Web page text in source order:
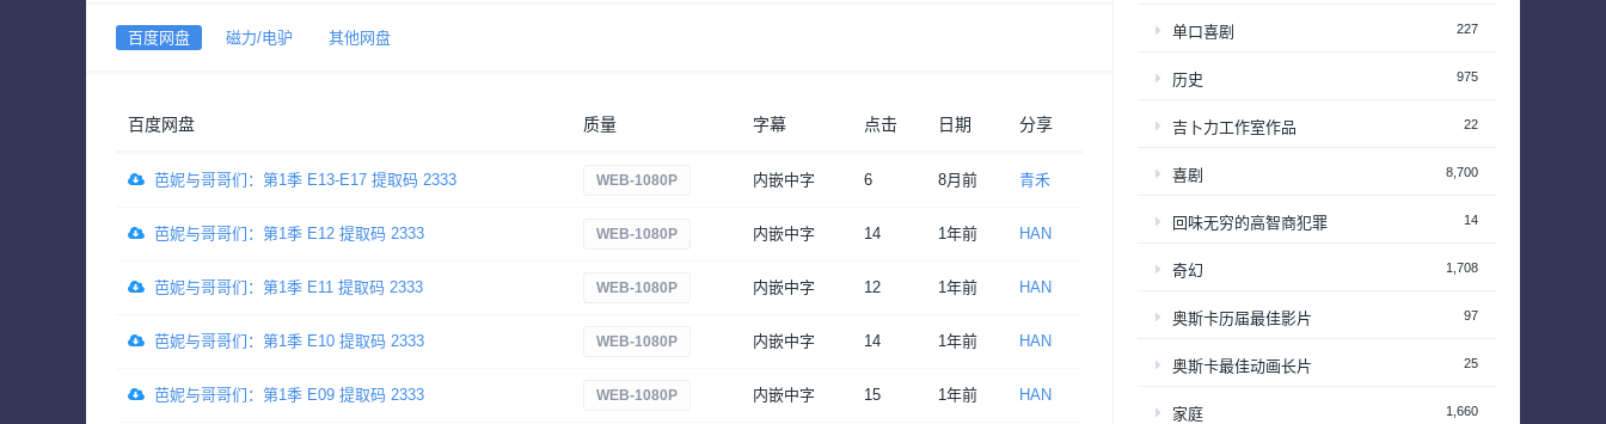
百度网盘 磁力/电驴 其他网盘
百度网盘 质量 字幕 点击 日期 分享
芭妮与哥哥们：第1季 E13-E17 提取码 2333 WEB-1080P 内嵌中字 6 8月前 青禾
芭妮与哥哥们：第1季 E12 提取码 2333 WEB-1080P 内嵌中字 14 1年前 HAN
芭妮与哥哥们：第1季 E11 提取码 2333 WEB-1080P 内嵌中字 12 1年前 HAN
芭妮与哥哥们：第1季 E10 提取码 2333 WEB-1080P 内嵌中字 14 1年前 HAN
芭妮与哥哥们：第1季 E09 提取码 2333 WEB-1080P 内嵌中字 15 1年前 HAN
单口喜剧 227
历史 975
吉卜力工作室作品 22
喜剧 8,700
回味无穷的高智商犯罪 14
奇幻 1,708
奥斯卡历届最佳影片 97
奥斯卡最佳动画长片 25
家庭 1,660